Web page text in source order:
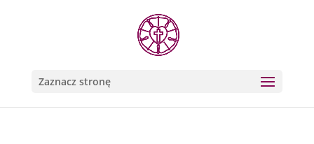
Zaznacz stronę